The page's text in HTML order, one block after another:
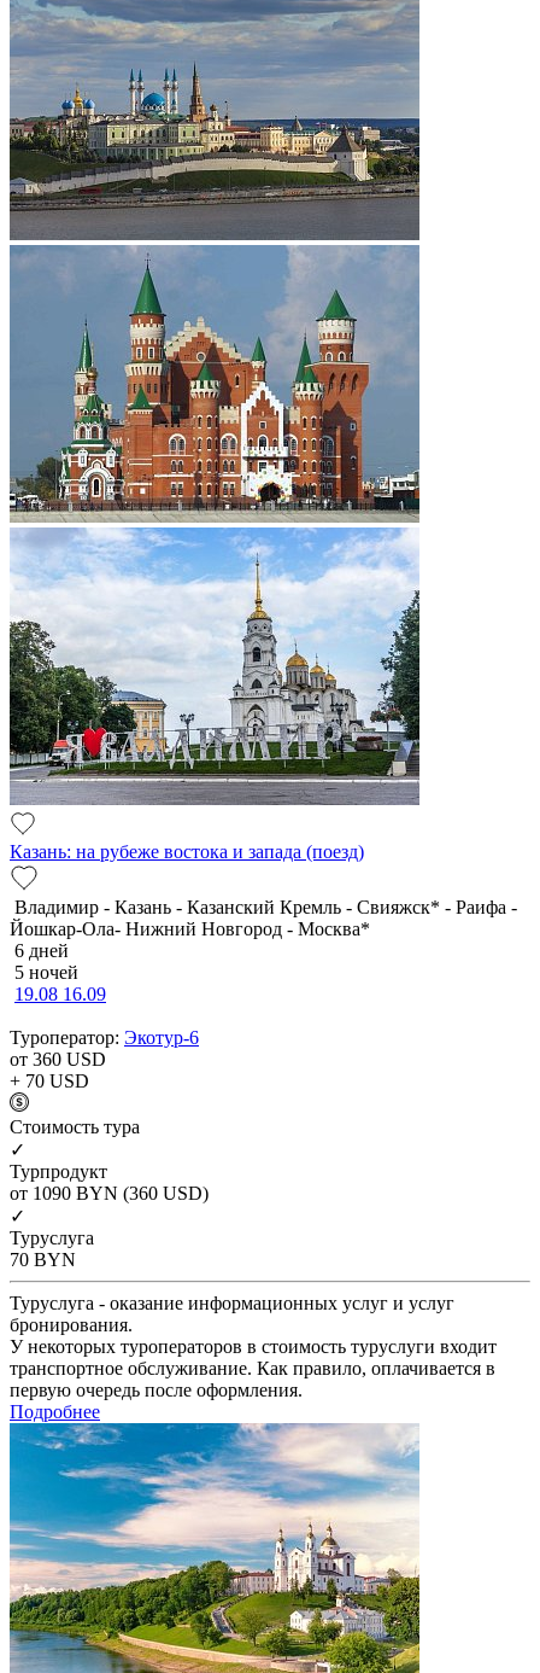
Казань: на рубеже востока и запада (поезд)
Владимир - Казань - Казанский Кремль - Свияжск* - Раифа -
Йошкар-Ола- Нижний Новгород - Москва*
6 дней
5 ночей
19.08 16.09
Туроператор: Экотур-6
от 360 USD
+ 70 USD
Cтоимость тура
✓
Турпродукт
от 1090 BYN (360 USD)
✓
Туруслуга
70 BYN
Туруслуга - оказание информационных услуг и услуг
бронирования.
У некоторых туроператоров в стоимость туруслуги входит
транспортное обслуживание. Как правило, оплачивается в
первую очередь после оформления.
Подробнее